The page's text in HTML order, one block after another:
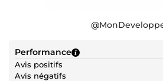
@
Performance
Avis positifs
Avis négatifs